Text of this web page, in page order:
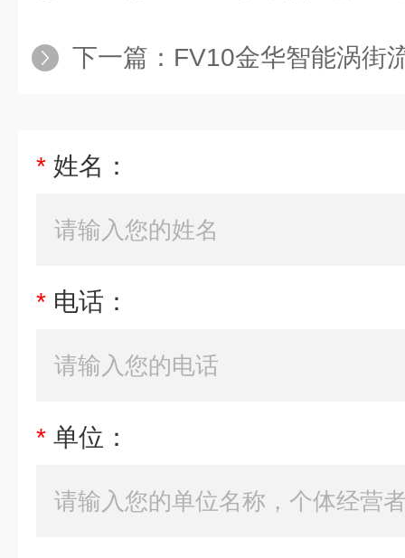
下一篇： FV10金华智能涡街
* 姓名：
* 电话：
* 单位：